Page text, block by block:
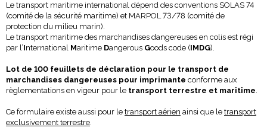
Le transport maritime international dépend des conventions SOLAS 74
(comité de la sécurité maritime) et MARPOL 73/78 (comité de
protection du milieu marin).
Le transport maritime des marchandises dangereuses en colis est régi
par l’International Maritime Dangerous Goods code (IMDG).
Lot de 100 feuillets de déclaration pour le transport de
marchandises dangereuses pour imprimante conforme aux
règlementations en vigeur pour le transport terrestre et maritime.
Ce formulaire existe aussi pour le transport aérien ainsi que le transport
exclusivement terrestre.